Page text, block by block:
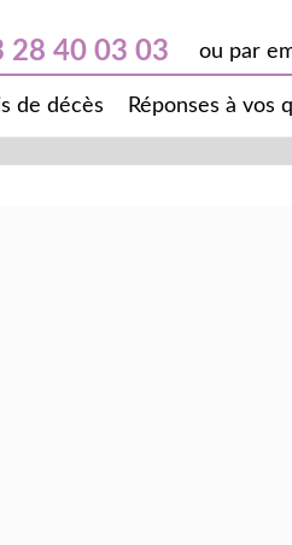
28 40 03 03 ou par
de décès Réponses à vos